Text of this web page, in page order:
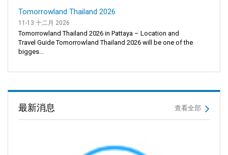
Tomorrowland Thailand 2026
11-13 十二月 2026
Tomorrowland Thailand 2026 in Pattaya – Location and
Travel Guide Tomorrowland Thailand 2026 will be one of the
bigges...
最新消息 查看全部